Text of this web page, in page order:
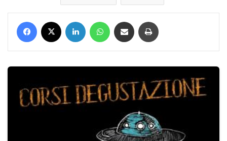
Facebook LinkedIn WhatsApp Condividi via mail